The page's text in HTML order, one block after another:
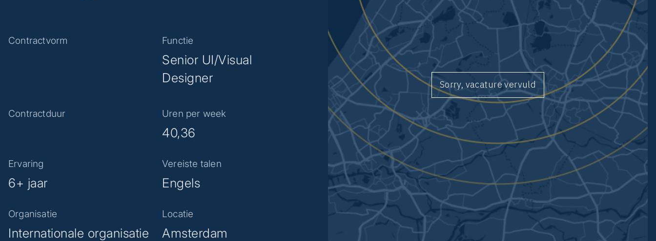
Contractvorm Functie
Senior UI/Visual
Designer
Contractduur Uren per week
40,36
Ervaring
6+ jaar
Vereiste talen
Engels
Organisatie
Internationale organisatie
Locatie
Amsterdam
Sorry, vacature vervuld